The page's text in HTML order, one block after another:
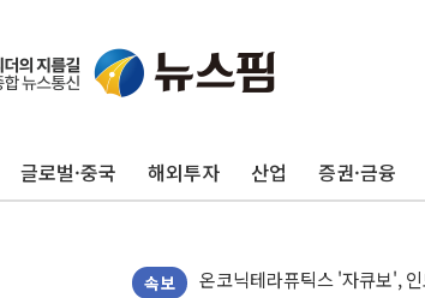
글로벌·중국 해외투자 산업 증권·금융
속보
오세훈 "서민 전·월세 외면
보훈부 "노태우 참배 계획 없
오세훈 '여론조사 대납' 항소